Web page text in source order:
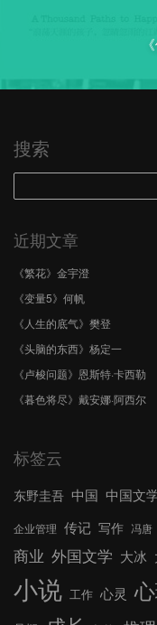
搜索
近期文章
《繁花》金宇澄
《变量5》何帆
《人生的底气》樊登
《头脑的东西》杨定一
《卢梭问题》恩斯特·卡西勒
《暮色将尽》戴安娜·阿西尔
标签云
东野圭吾 中国 中国文
企业管理 传记 写作 冯唐
商业 外国文学 大冰
小说 工作 心灵